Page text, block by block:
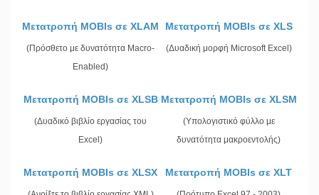
Μετατροπή MOBIs σε XLAM
(Πρόσθετο με δυνατότητα Macro-
Enabled)
Μετατροπή MOBIs σε XLS
(Δυαδική μορφή Microsoft Excel)
Μετατροπή MOBIs σε XLSB
(Δυαδικό βιβλίο εργασίας του
Excel)
Μετατροπή MOBIs σε XLSM
(Υπολογιστικό φύλλο με
δυνατότητα μακροεντολής)
Μετατροπή MOBIs σε XLSX Μετατροπή MOBIs σε XLT